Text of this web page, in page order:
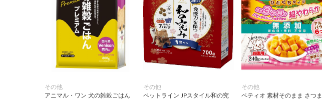
その他
アニマル・ワン 犬の雑穀ごはん
その他
ペットライン JPスタイル和の究
その他
ペティオ 素材そのまま さつ